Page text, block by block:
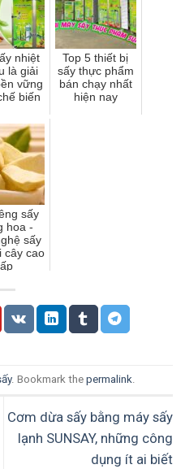
nhiệt
là giải
vững
biến
Top 5 thiết bị
sấy thực phẩm
bán chạy nhất
hiện nay
sấy
hoa -
sấy
cây cao
. Bookmark the permalink.
Cơm dừa sấy bằng máy sấy
lạnh SUNSAY, những công
dụng ít ai biết